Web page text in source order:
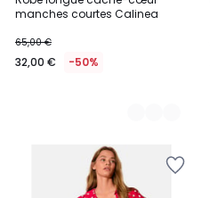
manches courtes Calinea
65,00 €
32,00 € -50%
Couleurs